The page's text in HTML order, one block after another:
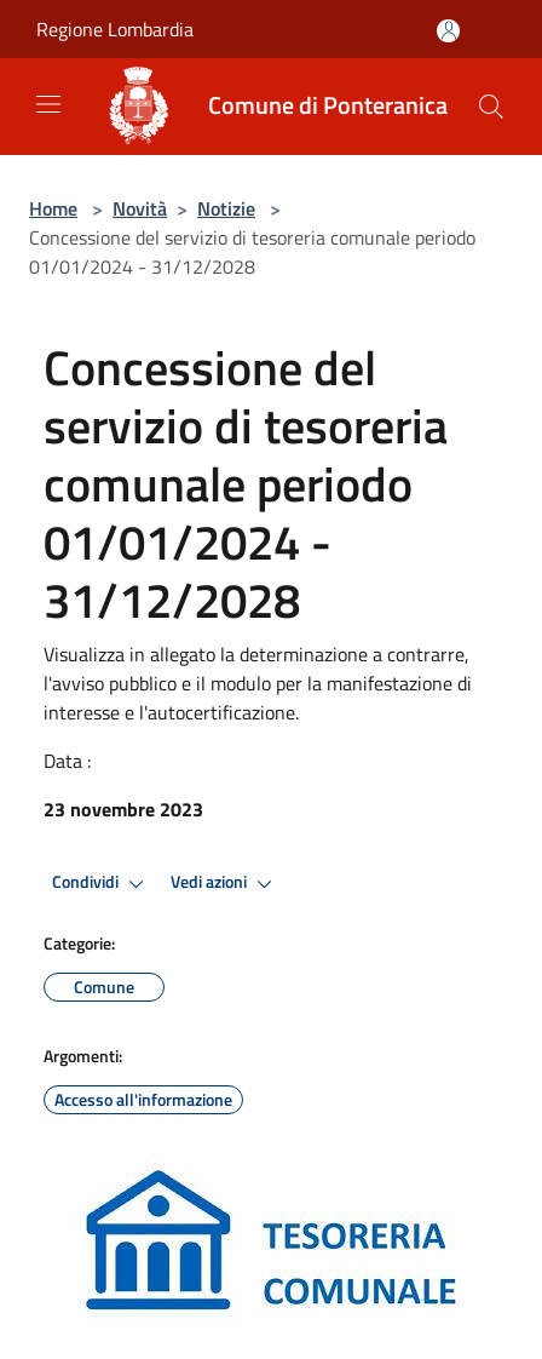
Regione Lombardia
Comune di Ponteranica
Home > Novità > Notizie >
Concessione del servizio di tesoreria comunale periodo
01/01/2024 - 31/12/2028
Concessione del
servizio di tesoreria
comunale periodo
01/01/2024 -
31/12/2028
Visualizza in allegato la determinazione a contrarre,
l'avviso pubblico e il modulo per la manifestazione di
interesse e l'autocertificazione.
Data :
23 novembre 2023
Condividi Vedi azioni
Categorie:
Comune
Argomenti:
Accesso all'informazione